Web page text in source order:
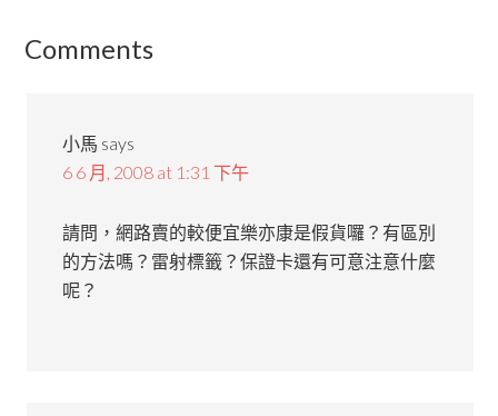
Comments
小馬 says
6 6 月, 2008 at 1:31 下午
請問，網路賣的較便宜樂亦康是假貨囉？有區別
的方法嗎？雷射標籤？保證卡還有可意注意什麼
呢？